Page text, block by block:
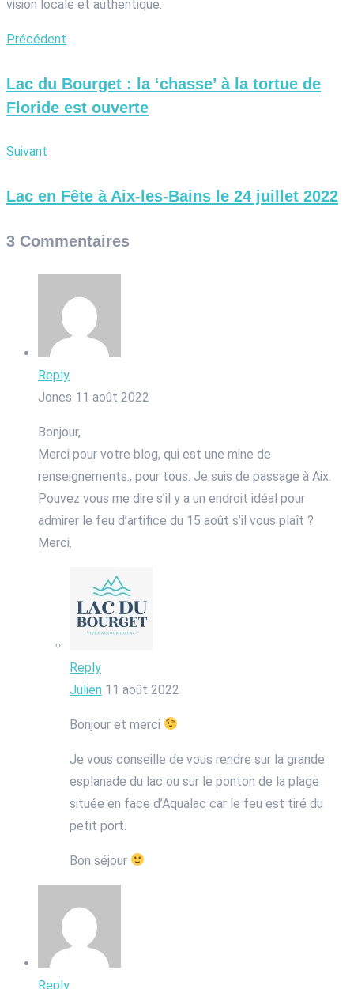
vision locale et authentique.
Précédent
Lac du Bourget : la ‘chasse’ à la tortue de
Floride est ouverte
Suivant
Lac en Fête à Aix-les-Bains le 24 juillet 2022
3 Commentaires
Reply
Jones 11 août 2022
Bonjour,
Merci pour votre blog, qui est une mine de
renseignements., pour tous. Je suis de passage à Aix.
Pouvez vous me dire s’il y a un endroit idéal pour
admirer le feu d’artifice du 15 août s’il vous plaît ?
Merci.
Reply
Julien 11 août 2022
Bonjour et merci
Je vous conseille de vous rendre sur la grande
esplanade du lac ou sur le ponton de la plage
située en face d’Aqualac car le feu est tiré du
petit port.
Bon séjour
Reply